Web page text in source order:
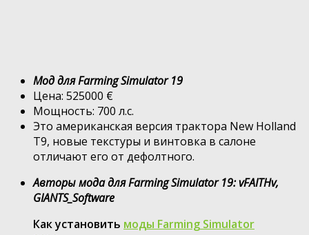
Мод для Farming Simulator 19
Цена: 525000 €
Мощность: 700 л.с.
Это американская версия трактора New Holland
T9, новые текстуры и винтовка в салоне
отличают его от дефолтного.
Авторы мода для Farming Simulator 19: vFAITHv,
GIANTS_Software
Как установить моды Farming Simulator